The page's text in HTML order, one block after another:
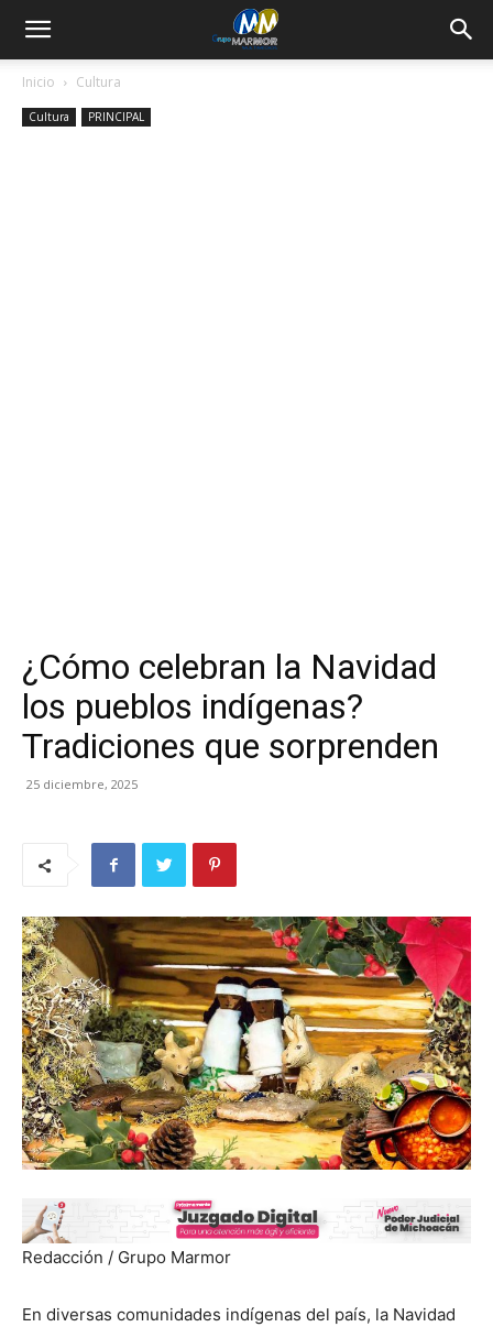
Inicio Cultura
Cultura PRINCIPAL
¿Cómo celebran la Navidad
los pueblos indígenas?
Tradiciones que sorprenden
25 diciembre, 2025
Redacción / Grupo Marmor
En diversas comunidades indígenas del país, la Navidad